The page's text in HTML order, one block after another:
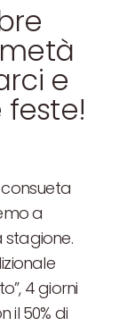
e
a
4 giorni
il 50% di